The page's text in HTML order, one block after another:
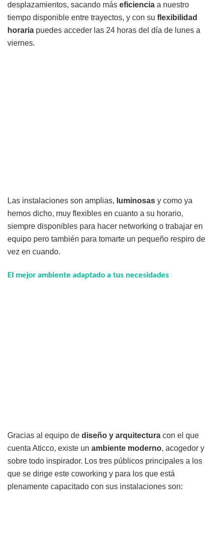
desplazamientos, sacando más eficiencia a nuestro
tiempo disponible entre trayectos, y con su flexibilidad
horaria puedes acceder las 24 horas del día de lunes a
viernes.
Las instalaciones son amplias, luminosas y como ya
hemos dicho, muy flexibles en cuanto a su horario,
siempre disponibles para hacer networking o trabajar en
equipo pero también para tomarte un pequeño respiro de
vez en cuando.
El mejor ambiente adaptado a tus necesidades
Gracias al equipo de diseño y arquitectura con el que
cuenta Aticco, existe un ambiente moderno, acogedor y
sobre todo inspirador. Los tres públicos principales a los
que se dirige este coworking y para los que está
plenamente capacitado con sus instalaciones son: